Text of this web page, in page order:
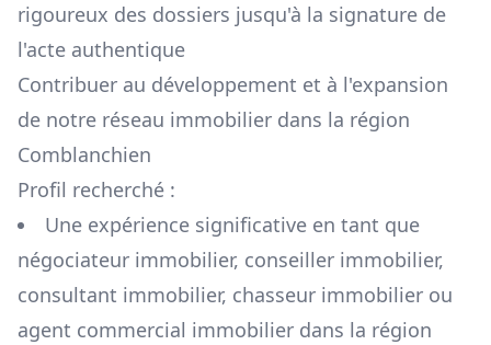
rigoureux des dossiers jusqu'à la signature de
l'acte authentique
Contribuer au développement et à l'expansion
de notre réseau immobilier dans la région
Comblanchien
Profil recherché :
Une expérience significative en tant que
négociateur immobilier, conseiller immobilier,
consultant immobilier, chasseur immobilier ou
agent commercial immobilier dans la région